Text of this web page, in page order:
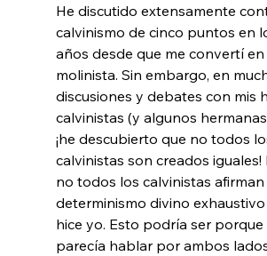
He discutido extensamente
calvinismo de cinco puntos en
años desde que me convertí en
molinista. Sin embargo, en
discusiones y debates con mis
calvinistas (y algunos
¡he descubierto que no todos
calvinistas son creados iguales!
no todos los calvinistas afirman
determinismo divino
hice yo. Esto podría ser porque
parecía hablar por ambos